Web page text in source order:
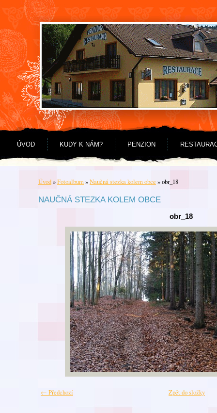
Jdi na obsah
Jdi na menu
ÚVOD KUDY K NÁM? PENZION
Úvod»Fotoalbum»Naučná stezka kolem obce »obr_18
NAUČNÁ STEZKA KOLEM OBCE
obr_18
← Předchozí Zpět do složky